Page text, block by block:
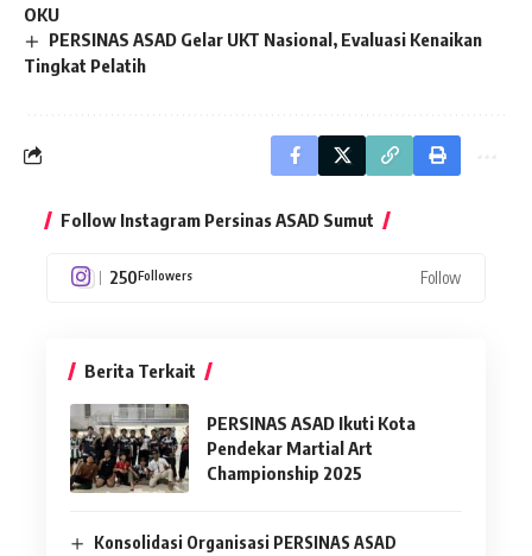
OKU
PERSINAS ASAD Gelar UKT Nasional, Evaluasi Kenaikan
Tingkat Pelatih
Follow Instagram Persinas ASAD Sumut
250Followers Follow
Berita Terkait
PERSINAS ASAD Ikuti Kota
Pendekar Martial Art
Championship 2025
Konsolidasi Organisasi PERSINAS ASAD